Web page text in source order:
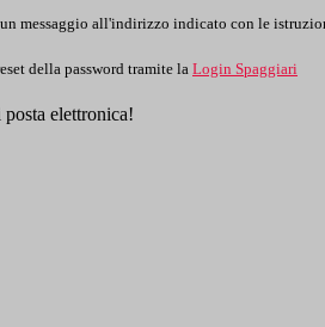
messaggio all'indirizzo indicato con le
della password tramite la Login Spaggiari
elettronica!